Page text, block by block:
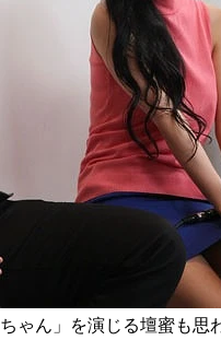
ちゃん」を演じる壇蜜も思